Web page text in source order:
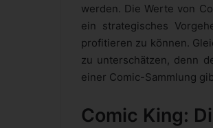
werden. Die Werte von
ein strategisches
profitieren zu können.
zu unterschätzen, denn
einer Comic-Sammlung
Comic King: